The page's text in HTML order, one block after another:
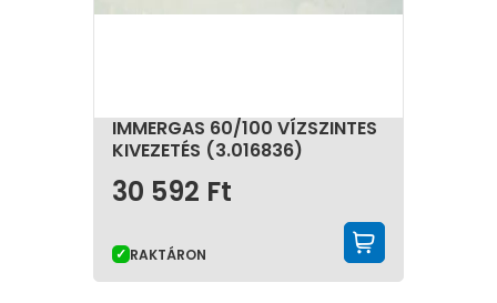
IMMERGAS 60/100 VÍZSZINTES
KIVEZETÉS (3.016836)
30 592 Ft
RAKTÁRON